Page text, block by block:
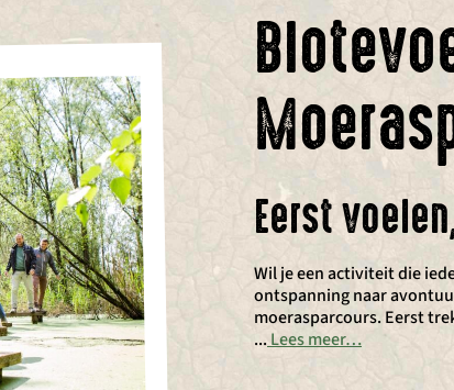
Eerst
Wil je een activiteit die
ontspanning naar
moerasparcours. Eerst
...Lees meer…